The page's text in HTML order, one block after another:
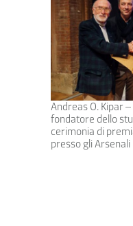
Andreas O. Kipar
fondatore dello
cerimonia di
presso gli